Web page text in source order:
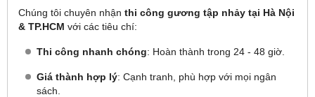
Chúng tôi chuyên nhận thi công gương tập nhảy tại Hà Nội
& TP.HCM với các tiêu chí:
Thi công nhanh chóng: Hoàn thành trong 24 - 48 giờ.
Giá thành hợp lý: Cạnh tranh, phù hợp với mọi ngân
sách.